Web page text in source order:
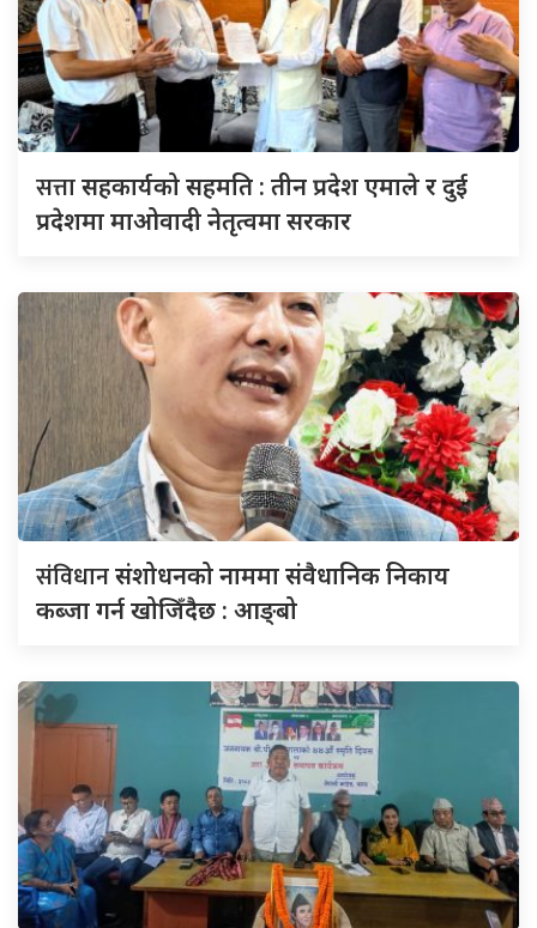
सत्तासहकार्यको सहमति : तीन प्रदेश एमाले र दुई
प्रदेशमा माओवादी नेतृत्वमा सरकार
संविधानसंशोधनको नाममा संवैधानिक निकाय
कब्जा गर्न खोजिँदैछ : आङ्बो